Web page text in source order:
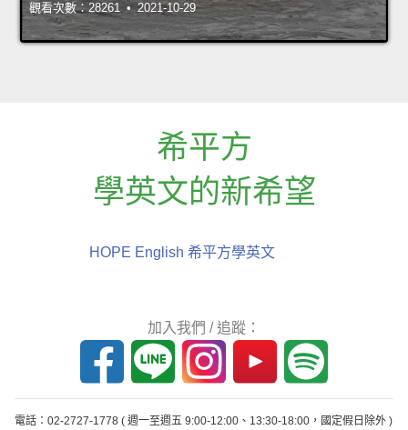
觀看次數：28261 • 2021-10-29
希平方
學英文的新希望
HOPE English 希平方學英文
加入我們 / 追蹤：
電話：02-2727-1778 ( 週一至週五 9:00-12:00、13:30-18:00，國定假日除外 )